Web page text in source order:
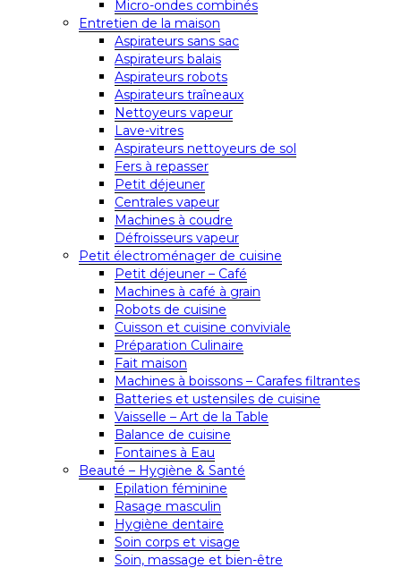
Micro-ondes combinés
Entretien de la maison
Aspirateurs sans sac
Aspirateurs balais
Aspirateurs robots
Aspirateurs traîneaux
Nettoyeurs vapeur
Lave-vitres
Aspirateurs nettoyeurs de sol
Fers à repasser
Petit déjeuner
Centrales vapeur
Machines à coudre
Défroisseurs vapeur
Petit électroménager de cuisine
Petit déjeuner – Café
Machines à café à grain
Robots de cuisine
Cuisson et cuisine conviviale
Préparation Culinaire
Fait maison
Machines à boissons – Carafes filtrantes
Batteries et ustensiles de cuisine
Vaisselle – Art de la Table
Balance de cuisine
Fontaines à Eau
Beauté – Hygiène & Santé
Epilation féminine
Rasage masculin
Hygiène dentaire
Soin corps et visage
Soin, massage et bien-être